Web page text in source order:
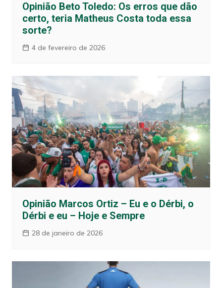
Opinião Beto Toledo: Os erros que dão
certo, teria Matheus Costa toda essa
sorte?
4 de fevereiro de 2026
Opinião Marcos Ortiz – Eu e o Dérbi, o
Dérbi e eu – Hoje e Sempre
28 de janeiro de 2026